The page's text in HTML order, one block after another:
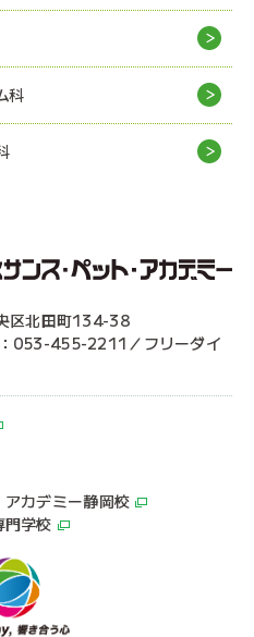
科
区北田町134-38
053-455-2211／フリーダイ
カデミー静岡校
門学校